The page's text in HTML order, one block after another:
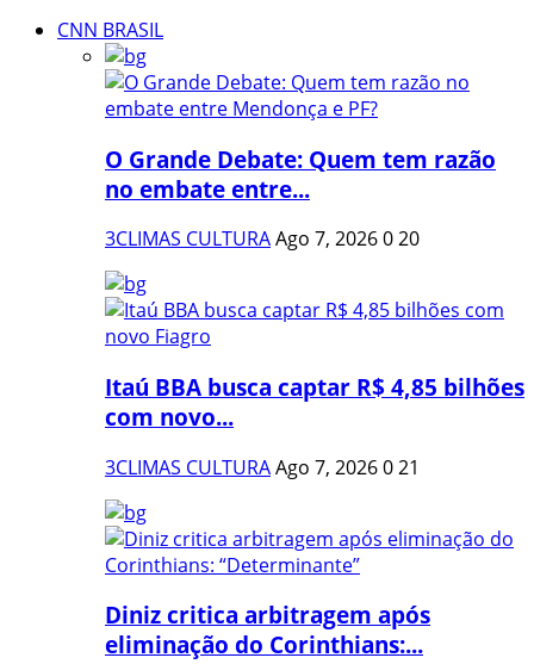
CNN BRASIL
O Grande Debate: Quem tem razão
no embate entre...
3CLIMAS CULTURAAgo 7, 2026020
Itaú BBA busca captar R$ 4,85 bilhões
com novo...
3CLIMAS CULTURAAgo 7, 2026021
Diniz critica arbitragem após
eliminação do Corinthians:...